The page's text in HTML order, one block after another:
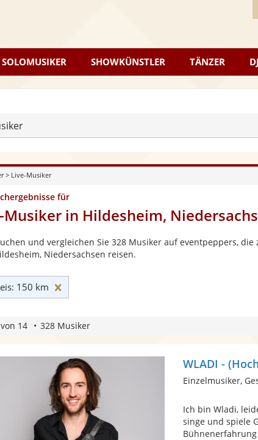
SOLOMUSIKER SHOWKÜNSTLER TÄNZER
> Live-Musiker
für
Musiker in Hildesheim,
und vergleichen Sie 328 Musiker auf eventpeppers,
Niedersachsen reisen.
150 km
14 328 Musiker
WLADI -
Einzelmusiker,
Ich bin Wladi,
singe und spiele
Bühnenerfahrung